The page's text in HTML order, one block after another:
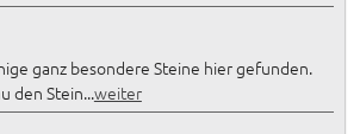
ganz besondere Steine hier gefunden.
den Stein...weiter